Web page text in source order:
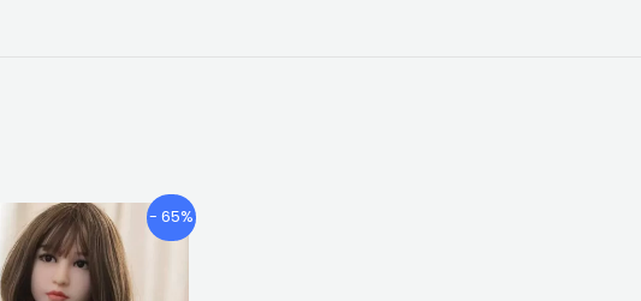
- 65%
Fascia
di
prezzo:
Questo
prodotto
ha